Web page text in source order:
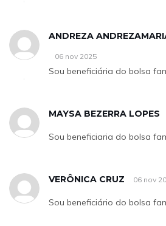
ANDREZA
06 nov 2025
Sou beneficiária do bolsa
MAYSA BEZERRA LOPES
Sou beneficiaria do bolsa
VERÔNICA CRUZ 06 nov
Sou beneficiário do bolsa